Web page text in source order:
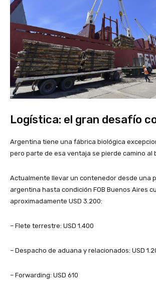
Logística: el gran desafío
Argentina tiene una fábrica biológica
pero parte de esa ventaja se pierde camino al
Actualmente llevar un contenedor desde una
argentina hasta condición FOB Buenos Aires
aproximadamente USD 3.200:
– Flete terrestre: USD 1.400
– Despacho de aduana y relacionados: USD
– Forwarding: USD 610